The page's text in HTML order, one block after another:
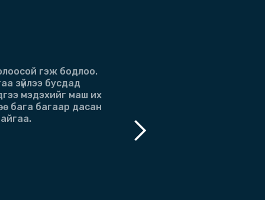
гэж бодлоо.
зүйлээ бусдад
мэдэхийг маш их
бага багаар дасан